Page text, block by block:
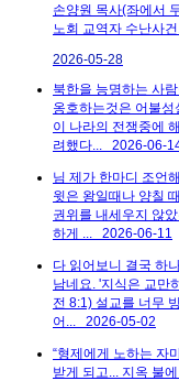
손양원 목사(좌에서
노회 교역자 수난사건...
2026-05-28
북한을 능명하는 사
옹호하는것은 어불성
이 나라의 전쟁중에
려했다...
2026-06-
님 제가 한마디 조언
윗은 왕일때나 양칠
권위를 내세우지 않
하게 ...
2026-06-11
다 읽어보니 결국 하
남네요. '지식은 교만
전 8:1) 설교를 너무
어...
2026-05-02
“형제에게 노하는 자
받게 되고... 지옥 불